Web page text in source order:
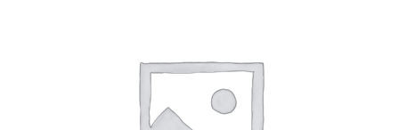
SHTOJE NË SHPORTË